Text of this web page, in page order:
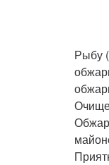
Рыбу